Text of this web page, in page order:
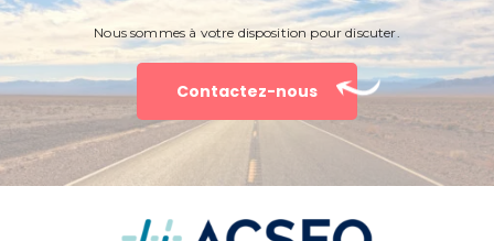
Nous sommes à votre disposition pour discuter.
Contactez-nous